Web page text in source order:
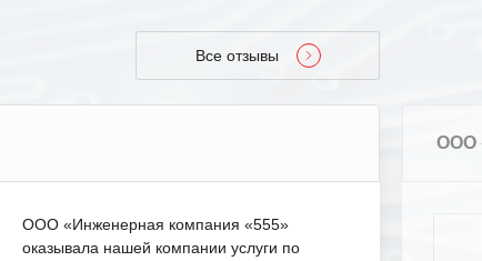
Все отзывы
ООО «Инженерная компания «555»
оказывала нашей компании услуги по
ООО